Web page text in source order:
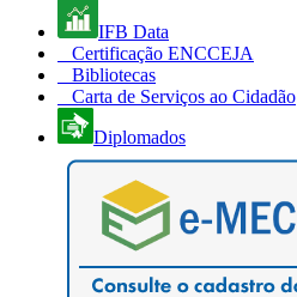
IFB Data
Certificação ENCCEJA
Bibliotecas
Carta de Serviços ao Cidadão
Diplomados